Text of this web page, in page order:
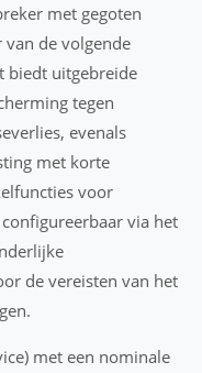
met gegoten
de volgende
biedt uitgebreide
tegen
evenals
met korte
voor
via het
de vereisten van het
met een nominale